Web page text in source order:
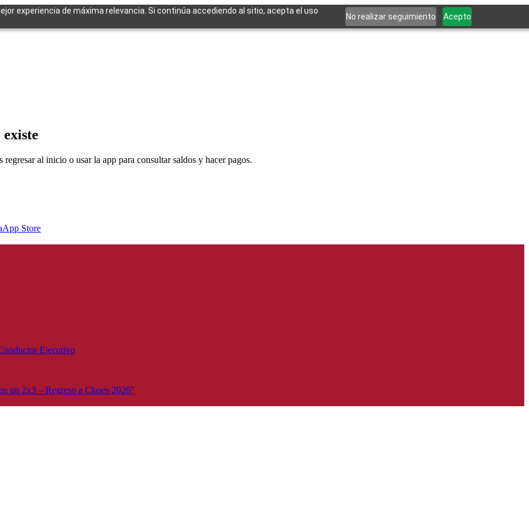
experiencia de máxima relevancia. Si continúa accediendo al sitio, acepta el uso
No realizar seguimiento Acepto
al inicio o usar la app para consultar saldos y hacer pagos.
App Store
Ejecutivo
un 2x3 – Regreso a Clases 2026"